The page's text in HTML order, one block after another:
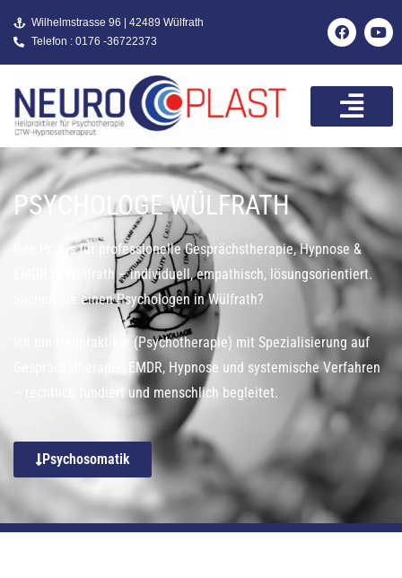
Wilhelmstrasse 96 | 42489 Wülfrath
Telefon : 0176 -36722373
PSYCHOLOGE WÜLFRATH
Ihre Praxis für professionelle Gesprächstherapie, Hypnose &
EMDR in Wülfrath – individuell, empathisch, lösungsorientiert.
Suchen Sie einen Psychologen in Wülfrath?
Ich bin Heilpraktiker (Psychotherapie) mit Spezialisierung auf
Gesprächstherapie, EMDR, Hypnose und systemische Verfahren
– rechtlich fundiert und menschlich begleitet.
Psychosomatik